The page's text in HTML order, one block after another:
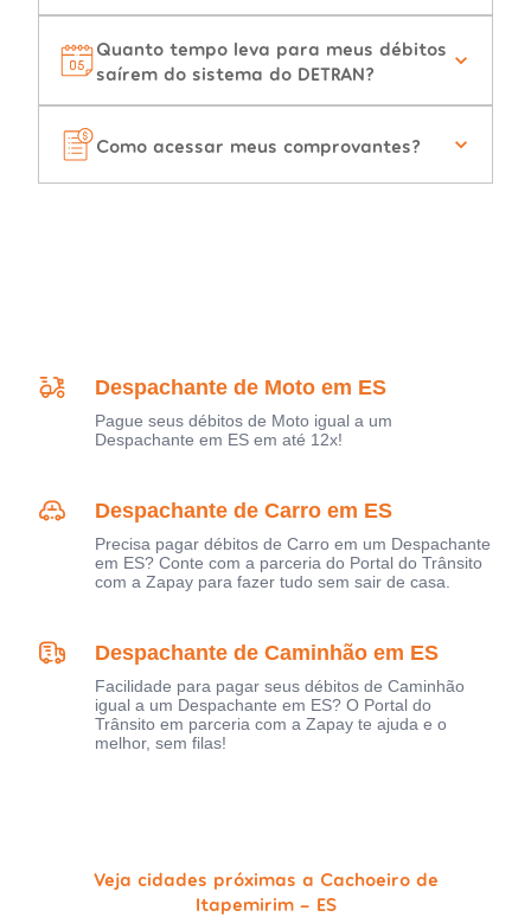
Quanto tempo leva para meus débitos
saírem do sistema do DETRAN?
Como acessar meus comprovantes?
Despachante de Moto em ES
Pague seus débitos de Moto igual a um
Despachante em ES em até 12x!
Despachante de Carro em ES
Precisa pagar débitos de Carro em um Despachante
em ES? Conte com a parceria do Portal do Trânsito
com a Zapay para fazer tudo sem sair de casa.
Despachante de Caminhão em ES
Facilidade para pagar seus débitos de Caminhão
igual a um Despachante em ES? O Portal do
Trânsito em parceria com a Zapay te ajuda e o
melhor, sem filas!
Veja cidades próximas a Cachoeiro de
Itapemirim - ES